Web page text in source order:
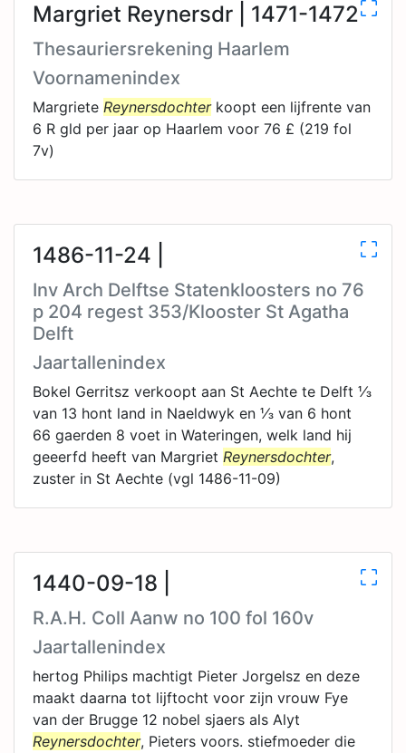
Margriet Reynersdr | 1471-1472
Thesauriersrekening Haarlem
Voornamenindex
Margriete Reynersdochterkoopt een lijfrente van
6 R gld per jaar op Haarlem voor 76 £ (219 fol
7v)
1486-11-24 |
Inv Arch Delftse Statenkloosters no 76
p 204 regest 353/Klooster St Agatha
Delft
Jaartallenindex
Bokel Gerritsz verkoopt aan St Aechte te Delft ⅓
van 13 hont land in Naeldwyk en ⅓ van 6 hont
66 gaerden 8 voet in Wateringen, welk land hij
geeerfd heeft van Margriet Reynersdochter,
zuster in St Aechte (vgl 1486-11-09)
1440-09-18 |
R.A.H. Coll Aanw no 100 fol 160v
Jaartallenindex
hertog Philips machtigt Pieter Jorgelsz en deze
maakt daarna tot lijftocht voor zijn vrouw Fye
van der Brugge 12 nobel sjaers als Alyt
Reynersdochter, Pieters voors. stiefmoeder die